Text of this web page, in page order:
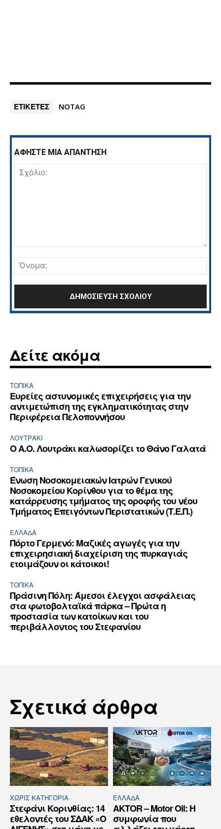
ΕΤΙΚΕΤΕΣ NOTAG
ΑΦΗΣΤΕ ΜΙΑ ΑΠΑΝΤΗΣΗ
Δείτε ακόμα
ΤΟΠΙΚΑ
Ευρείες αστυνομικές επιχειρήσεις για την
αντιμετώπιση της εγκληματικότητας στην
Περιφέρεια Πελοποννήσου
ΛΟΥΤΡΆΚΙ
Ο Α.Ο. Λουτράκι καλωσορίζει το Θάνο Γαλατά
ΤΟΠΙΚΑ
Ένωση Νοσοκομειακών Ιατρών Γενικού
Νοσοκομείου Κορίνθου για το θέμα της
κατάρρευσης τμήματος της οροφής του νέου
Τμήματος Επειγόντων Περιστατικών (Τ.Ε.Π.)
ΕΛΛΆΔΑ
Πόρτο Γερμενό: Μαζικές αγωγές για την
επιχειρησιακή διαχείριση της πυρκαγιάς
ετοιμάζουν οι κάτοικοι!
ΤΟΠΙΚΑ
Πράσινη Πόλη: Άμεσοι έλεγχοι ασφάλειας
στα φωτοβολταϊκά πάρκα – Πρώτα η
προστασία των κατοίκων και του
περιβάλλοντος του Στεφανίου
Σχετικά άρθρα
ΧΩΡΊΣ ΚΑΤΗΓΟΡΊΑ
Στεφάνι Κορινθίας: 14
εθελοντές του ΣΔΑΚ «Ο
ΕΛΛΆΔΑ
AKTOR – Motor Oil: Η
συμφωνία που